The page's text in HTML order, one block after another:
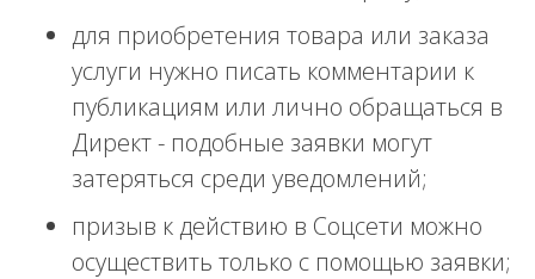
для приобретения товара или заказа
услуги нужно писать комментарии к
публикациям или лично обращаться в
Директ - подобные заявки могут
затеряться среди уведомлений;
призыв к действию в Соцсети можно
осуществить только с помощью заявки;